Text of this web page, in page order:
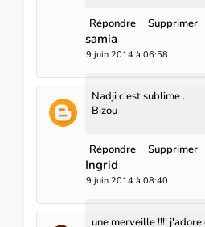
Répondre Supprimer
samia
9 juin 2014 à 06:58
Nadji c'est sublime .
Bizou
Répondre Supprimer
Ingrid
9 juin 2014 à 08:40
une merveille !!!!